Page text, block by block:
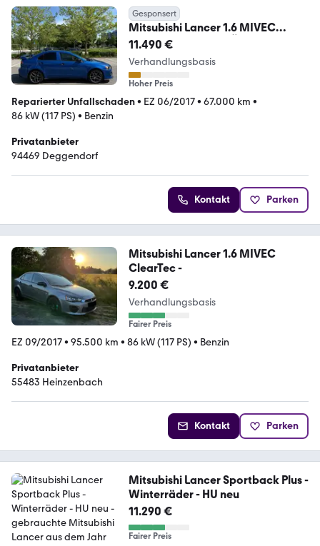
Gesponsert
Mitsubishi Lancer 1.6 MIVEC
ClearTec -;8-Fach TÜV Neu,Check
11.490 €
Verhandlungsbasis
Hoher Preis
Reparierter Unfallschaden• EZ 06/2017• 67.000 km •
86 kW (117 PS) • Benzin
Privatanbieter
94469 Deggendorf
Kontakt Parken
Mitsubishi Lancer 1.6 MIVEC
ClearTec -
9.200 €
Verhandlungsbasis
Fairer Preis
EZ 09/2017• 95.500 km • 86 kW (117 PS) • Benzin
Privatanbieter
55483 Heinzenbach
Kontakt Parken
Mitsubishi Lancer Sportback Plus -
Winterräder - HU neu
11.290 €
Fairer Preis